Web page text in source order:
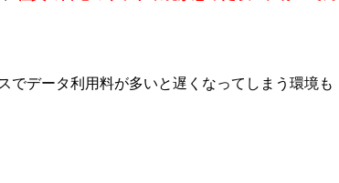
でデータ利用料が多いと遅くなってしまう環境も